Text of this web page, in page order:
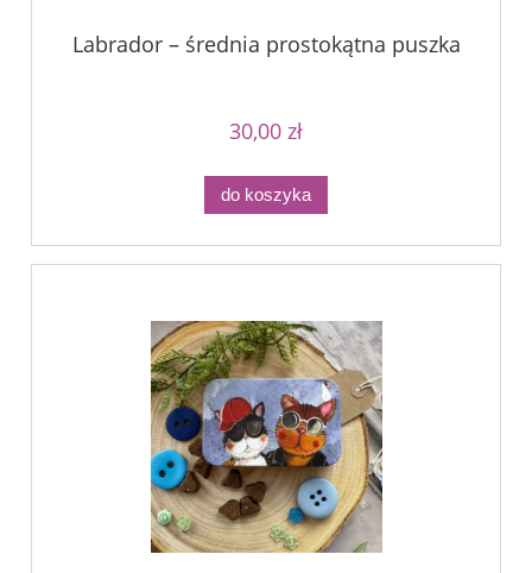
Labrador – średnia prostokątna puszka
30,00 zł
do koszyka